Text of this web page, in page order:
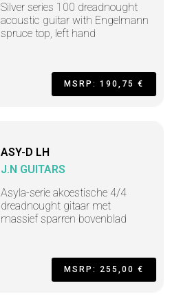
Silver series 100 dreadnought
acoustic guitar with Engelmann
spruce top, left hand
MSRP: 190,75 €
ASY-D LH
J.N GUITARS
Asyla-serie akoestische 4/4
dreadnought gitaar met
massief sparren bovenblad
MSRP: 255,00 €